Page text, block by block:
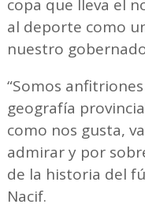
copa que lleva el
al deporte como
nuestro
“Somos
geografía
como nos gusta,
admirar y por
de la historia del
Nacif.